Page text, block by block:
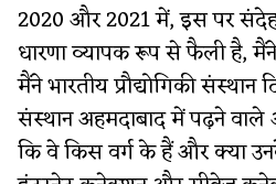
2020 और 2021 में, इस पर
धारणा व्यापक रूप से फैली है,
मैंने भारतीय प्रौद्योगिकी
संस्थान अहमदाबाद में पढ़ने वाले
कि वे किस वर्ग के हैं और क्या